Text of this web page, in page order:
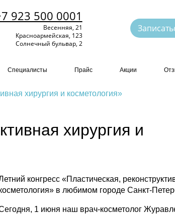
923 500 0001
Весенняя, 21
Красноармейская, 123
Солнечный бульвар, 2
Специалисты Прайс Акции
хирургия и косметология»
хирургия и
конгресс «Пластическая,
в любимом городе Санкт-
1 июня наш врач-косметолог